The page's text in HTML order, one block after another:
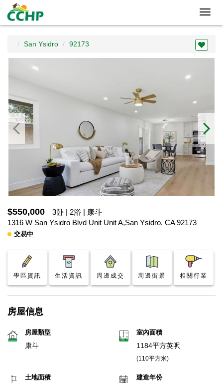
San Ysidro 92173
$550,000
3卧 | 2浴 | 康斗
1316 W San Ysidro Blvd Unit Unit A,San Ysidro, CA 92173
交易中
學區資訊 生活資訊 周邊成交 周邊街景 相關行業
房屋信息
房屋類型
康斗
室內面積
1184平方英呎
(110平方米)
土地面積 建造年份